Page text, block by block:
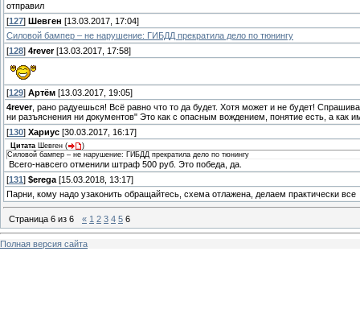
отправил
[127] Шевген [13.03.2017, 17:04]
Силовой бампер – не нарушение: ГИБДД прекратила дело по тюнингу
[128] 4rever[13.03.2017, 17:58]
[129] Артём [13.03.2017, 19:05]
4rever, рано радуешься! Всё равно что то да будет. Хотя может и не будет!
ни разъяснения ни документов" Это как с опасным вождением, понятие есть, а как
[130] Хариус [30.03.2017, 16:17]
Цитата Шевген (
)
Силовой бампер – не нарушение: ГИБДД прекратила дело по тюнингу
Всего-навсего отменили штраф 500 руб. Это победа, да.
[131 ] $erega [15.03.2018, 13:17]
Парни, кому надо узаконить обращайтесь, схема отлажена, делаем практически все
Страница 6 из 6 « 1 2 3 4 5 6
Полная версия сайта